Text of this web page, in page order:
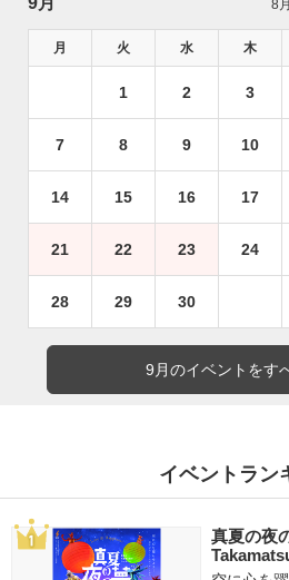
8月
月 火 水 木
1 2 3
7 8 9 10
14 15 16 17
21 22 23 24
28 29 30
9月のイベントをす
イベントラン
真夏の夜